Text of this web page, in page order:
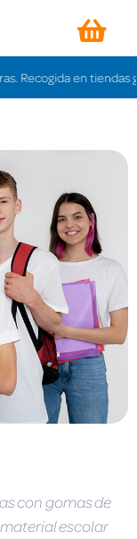
en tiendas gratis en 3-
con gomas de
escolar